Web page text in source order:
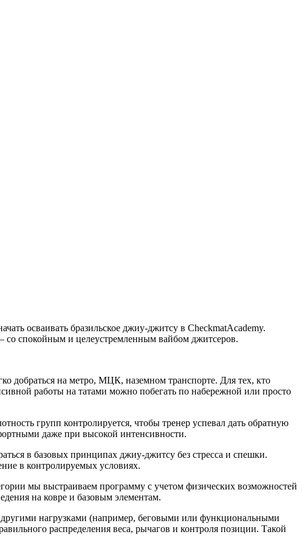
осваивать бразильское джиу‑джитсу в CheckmatAcademy.
со спокойным и целеустремленным вайбом джитсеров.
добраться на метро, МЦК, наземном транспорте. Для тех, кто
работы на татами можно побегать по набережной или просто
групп контролируется, чтобы тренер успевал дать обратную
даже при высокой интенсивности.
в базовых принципах джиу-джитсу без стресса и спешки.
в контролируемых условиях.
мы выстраиваем программу с учетом физических возможностей
на ковре и базовым элементам.
другими нагрузками (например, беговыми или функциональными
распределения веса, рычагов и контроля позиции. Такой